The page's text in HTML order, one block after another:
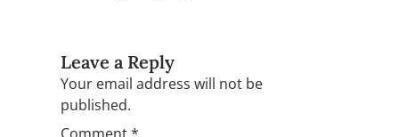
Leave a Reply
Your email address will not be
published.